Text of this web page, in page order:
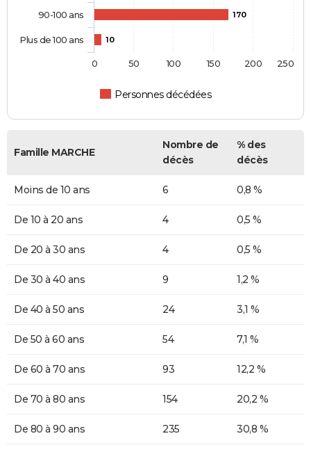
170
10
Personnes décédées
90-100 ans
Plus de 100 ans
0 50 100 150 200 250
Famille MARCHE
Nombre de
décès
% des
décès
Moins de 10 ans 6 0,8 %
De 10 à 20 ans 4 0,5 %
De 20 à 30 ans 4 0,5 %
De 30 à 40 ans 9 1,2 %
De 40 à 50 ans 24 3,1 %
De 50 à 60 ans 54 7,1 %
De 60 à 70 ans 93 12,2 %
De 70 à 80 ans 154 20,2 %
De 80 à 90 ans 235 30,8 %